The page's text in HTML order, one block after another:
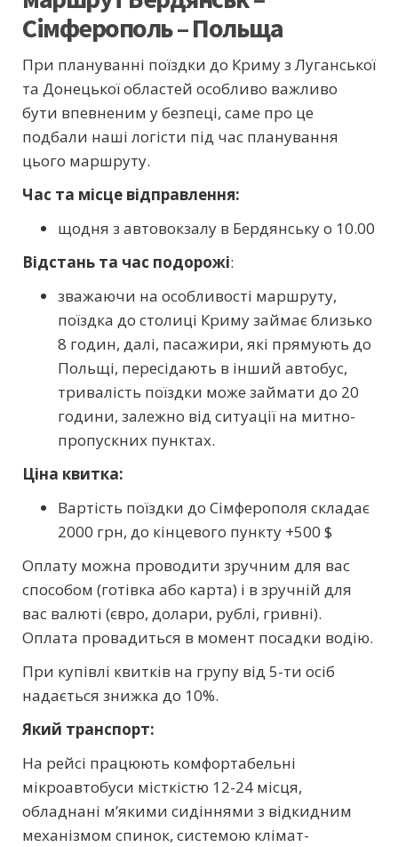
Сімферополь – Польща
При плануванні поїздки до Криму з Луганської
та Донецької областей особливо важливо
бути впевненим у безпеці, саме про це
подбали наші логісти під час планування
цього маршруту.
Час та місце відправлення:
щодня з автовокзалу в Бердянську о 10.00
Відстань та час подорожі:
зважаючи на особливості маршруту,
поїздка до столиці Криму займає близько
8 годин, далі, пасажири, які прямують до
Польщі, пересідають в інший автобус,
тривалість поїздки може займати до 20
години, залежно від ситуації на митно-
пропускних пунктах.
Ціна квитка:
Вартість поїздки до Сімферополя складає
2000 грн, до кінцевого пункту +500 $
Оплату можна проводити зручним для вас
способом (готівка або карта) і в зручній для
вас валюті (євро, долари, рублі, гривні).
Оплата провадиться в момент посадки водію.
При купівлі квитків на групу від 5-ти осіб
надається знижка до 10%.
Який транспорт:
На рейсі працюють комфортабельні
мікроавтобуси місткістю 12-24 місця,
обладнані м’якими сидіннями з відкидним
механізмом спинок, системою клімат-